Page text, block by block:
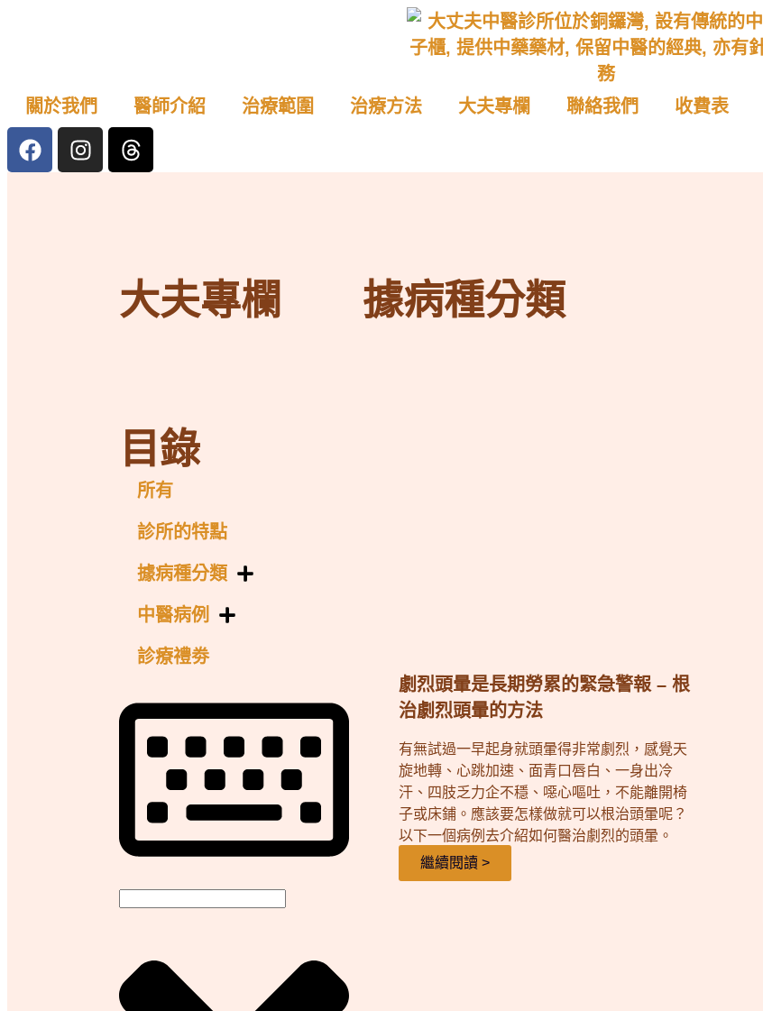
關於我們 醫師介紹 治療範圍 治療方法 大夫專欄 聯絡我們 收費表
大夫專欄
目錄
所有
診所的特點
據病種分類
中醫病例
診療禮劵
據病種分類
劇烈頭暈是長期勞累的緊急警報 – 根
治劇烈頭暈的方法
有無試過一早起身就頭暈得非常劇烈，感覺天
旋地轉、心跳加速、面青口唇白、一身出冷
汗、四肢乏力企不穩、噁心嘔吐，不能離開椅
子或床鋪。應該要怎樣做就可以根治頭暈呢？
以下一個病例去介紹如何醫治劇烈的頭暈。
繼續閱讀 >